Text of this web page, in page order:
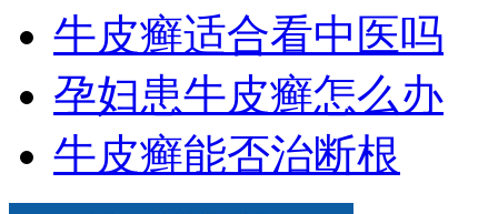
牛皮癣适合看中医吗
孕妇患牛皮癣怎么办
牛皮癣能否治断根